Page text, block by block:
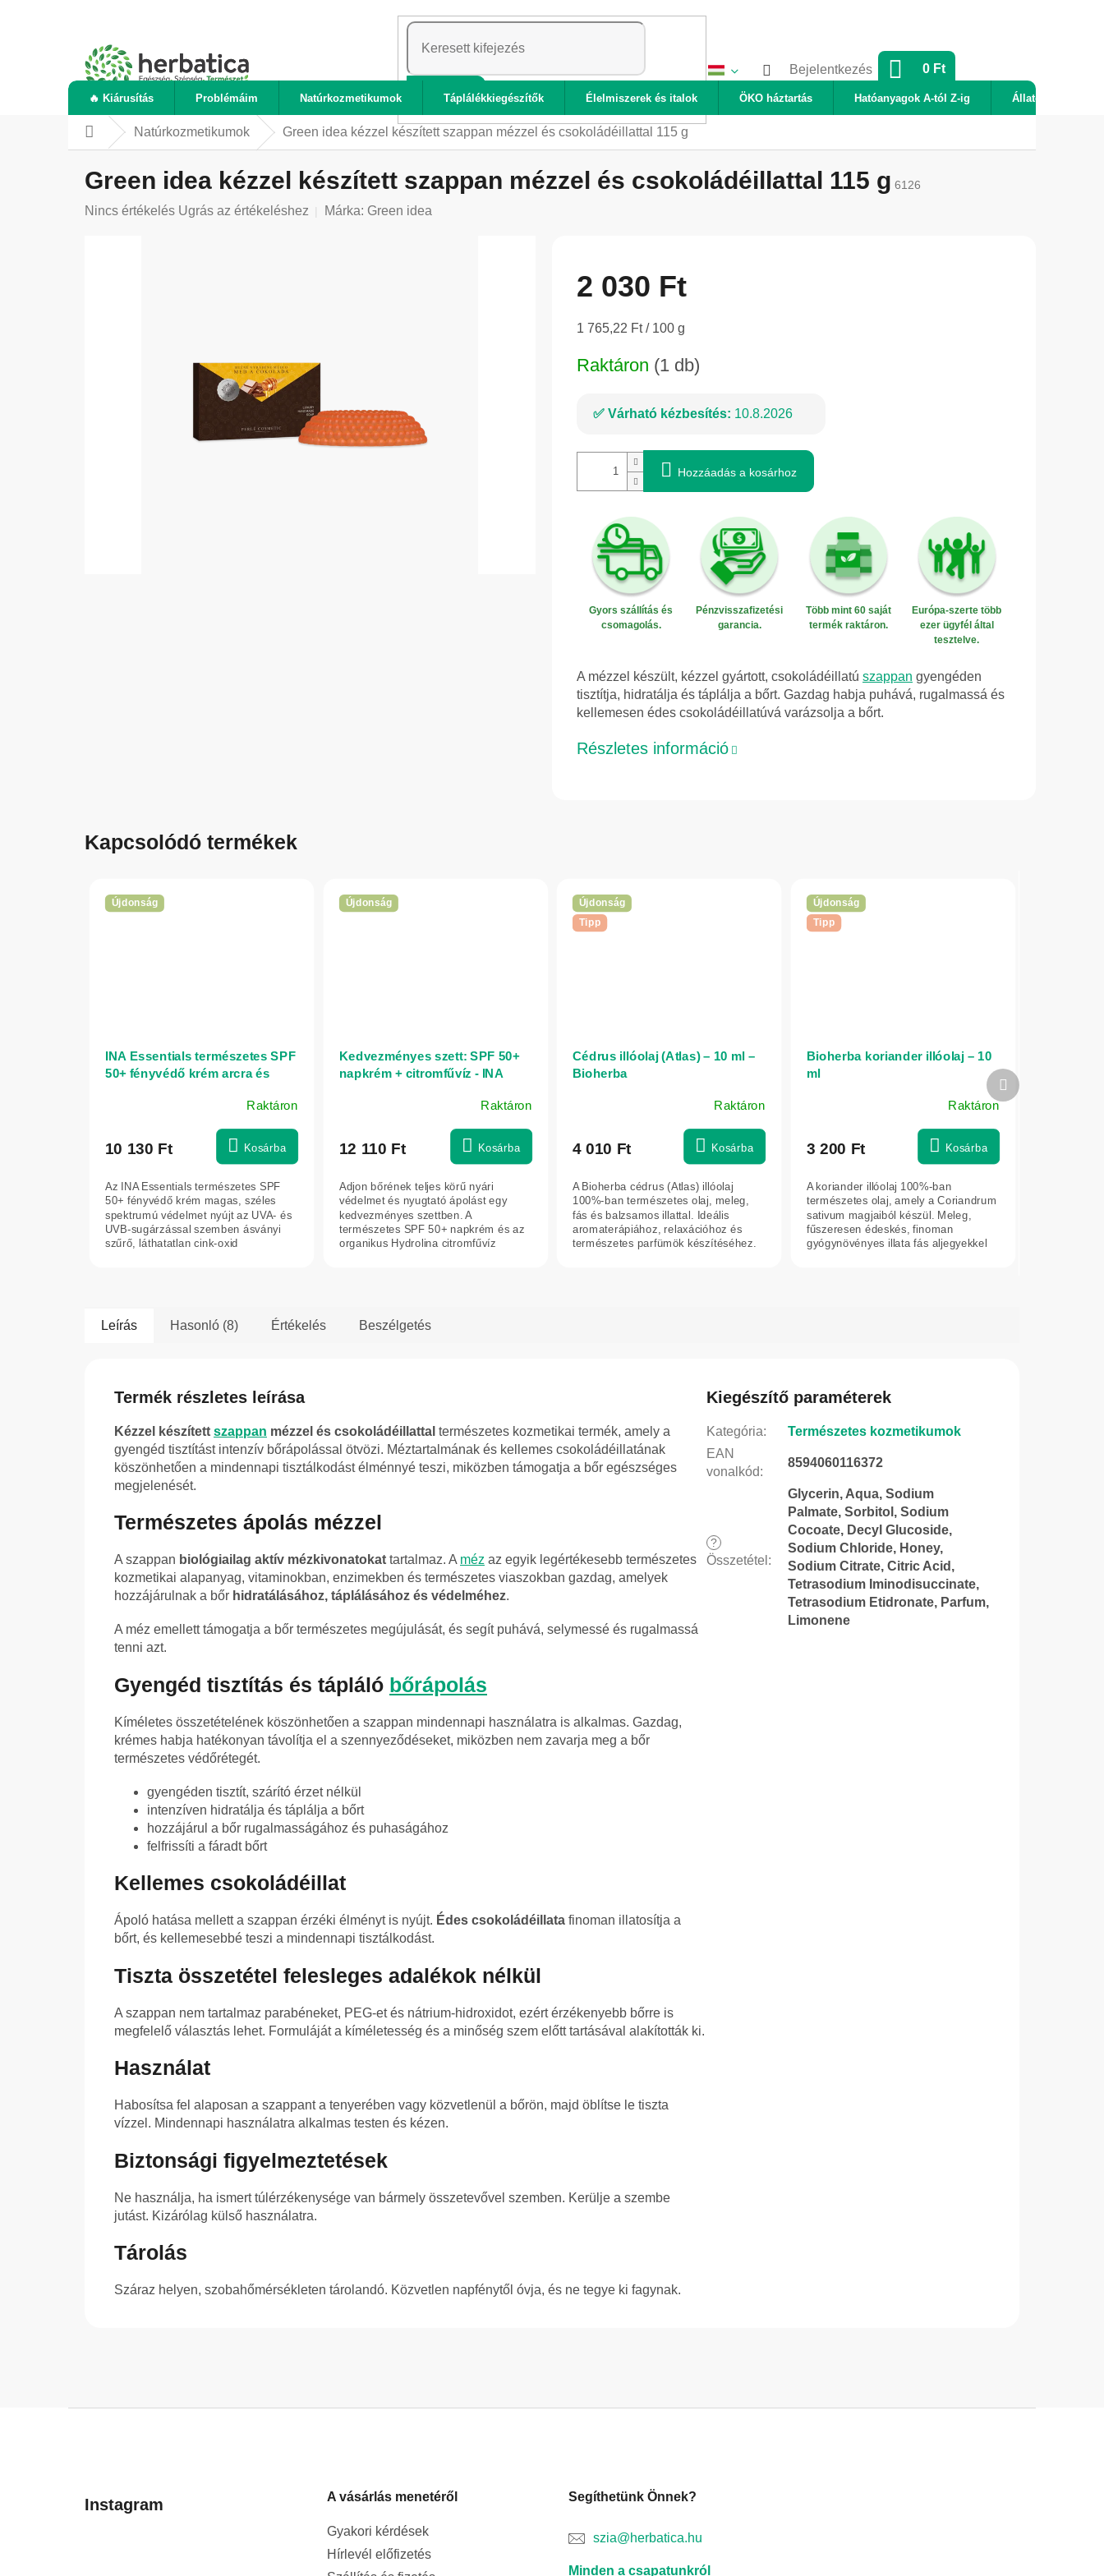
KERESÉS
Bejelentkezés KOSÁR
0 Ft
🔥 Kiárusítás Problémáim Natúrkozmetikumok Táplálékkiegészítők Élelmiszerek és italok ÖKO háztartás Hatóanyagok A-tól Z-ig Állatok
KezdőlapNatúrkozmetikumok Green idea kézzel készített szappan mézzel és csokoládéillattal 115 g
Green idea kézzel készített szappan mézzel és csokoládéillattal 115 g 6126
A
Nincs értékelés Ugrás az értékeléshez Márka: Green idea
2 030 Ft
Egységár:
1 765,22 Ft / 100 g
Raktáron (1 db)
Várható kézbesítés: 10.8.2026
Hozzáadás a kosárhoz
Gyors szállítás és
csomagolás.
Pénzvisszafizetési
garancia.
Több mint 60 saját
termék raktáron.
Európa-szerte több
ezer ügyfél által
tesztelve.
A mézzel készült, kézzel gyártott, csokoládéillatú szappan gyengéden
tisztítja, hidratálja és táplálja a bőrt. Gazdag habja puhává, rugalmassá és
kellemesen édes csokoládéillatúvá varázsolja a bőrt.
Részletes információ
Kapcsolódó termékek
Újdonság
INA Essentials természetes SPF
50+ fényvédő krém arcra és
Raktáron
10 130 Ft Kosárba
Az INA Essentials természetes SPF
50+ fényvédő krém magas, széles
spektrumú védelmet nyújt az UVA- és
UVB-sugárzással szemben ásványi
szűrő, láthatatlan cink-oxid
Újdonság
Kedvezményes szett: SPF 50+
napkrém + citromfűvíz - INA
Raktáron
12 110 Ft Kosárba
Adjon bőrének teljes körű nyári
védelmet és nyugtató ápolást egy
kedvezményes szettben. A
természetes SPF 50+ napkrém és az
organikus Hydrolina citromfűvíz
Újdonság
Tipp
Cédrus illóolaj (Atlas) – 10 ml –
Bioherba
Raktáron
4 010 Ft Kosárba
A Bioherba cédrus (Atlas) illóolaj
100%-ban természetes olaj, meleg,
fás és balzsamos illattal. Ideális
aromaterápiához, relaxációhoz és
természetes parfümök készítéséhez.
Újdonság
Tipp
Bioherba koriander illóolaj – 10
ml
Raktáron
3 200 Ft Kosárba
A koriander illóolaj 100%-ban
természetes olaj, amely a Coriandrum
sativum magjaiból készül. Meleg,
fűszeresen édeskés, finoman
gyógynövényes illata fás aljegyekkel
Következő
termék
Leírás Hasonló (8) Értékelés Beszélgetés
Termék részletes leírása
Kézzel készített szappan mézzel és csokoládéillattal természetes kozmetikai termék, amely a
gyengéd tisztítást intenzív bőrápolással ötvözi. Méztartalmának és kellemes csokoládéillatának
köszönhetően a mindennapi tisztálkodást élménnyé teszi, miközben támogatja a bőr egészséges
megjelenését.
Természetes ápolás mézzel
A szappan biológiailag aktív mézkivonatokat tartalmaz. A méz az egyik legértékesebb természetes
kozmetikai alapanyag, vitaminokban, enzimekben és természetes viaszokban gazdag, amelyek
hozzájárulnak a bőr hidratálásához, táplálásához és védelméhez.
A méz emellett támogatja a bőr természetes megújulását, és segít puhává, selymessé és rugalmassá
tenni azt.
Gyengéd tisztítás és tápláló bőrápolás
Kíméletes összetételének köszönhetően a szappan mindennapi használatra is alkalmas. Gazdag,
krémes habja hatékonyan távolítja el a szennyeződéseket, miközben nem zavarja meg a bőr
természetes védőrétegét.
gyengéden tisztít, szárító érzet nélkül
intenzíven hidratálja és táplálja a bőrt
hozzájárul a bőr rugalmasságához és puhaságához
felfrissíti a fáradt bőrt
Kellemes csokoládéillat
Ápoló hatása mellett a szappan érzéki élményt is nyújt. Édes csokoládéillata finoman illatosítja a
bőrt, és kellemesebbé teszi a mindennapi tisztálkodást.
Tiszta összetétel felesleges adalékok nélkül
A szappan nem tartalmaz parabéneket, PEG-et és nátrium-hidroxidot, ezért érzékenyebb bőrre is
megfelelő választás lehet. Formuláját a kíméletesség és a minőség szem előtt tartásával alakították ki.
Használat
Habosítsa fel alaposan a szappant a tenyerében vagy közvetlenül a bőrön, majd öblítse le tiszta
vízzel. Mindennapi használatra alkalmas testen és kézen.
Biztonsági figyelmeztetések
Ne használja, ha ismert túlérzékenysége van bármely összetevővel szemben. Kerülje a szembe
jutást. Kizárólag külső használatra.
Tárolás
Száraz helyen, szobahőmérsékleten tárolandó. Közvetlen napfénytől óvja, és ne tegye ki fagynak.
Kiegészítő paraméterek
Kategória:
Természetes kozmetikumok
EAN
vonalkód:
8594060116372
?
Összetétel :
Glycerin, Aqua, Sodium
Palmate, Sorbitol, Sodium
Cocoate, Decyl Glucoside,
Sodium Chloride, Honey,
Sodium Citrate, Citric Acid,
Tetrasodium Iminodisuccinate,
Tetrasodium Etidronate, Parfum,
Limonene
Instagram A vásárlás menetéről
Gyakori kérdések
Hírlevél előfizetés
Segíthetünk Önnek?
szia@herbatica.hu
Minden a csapatunkról